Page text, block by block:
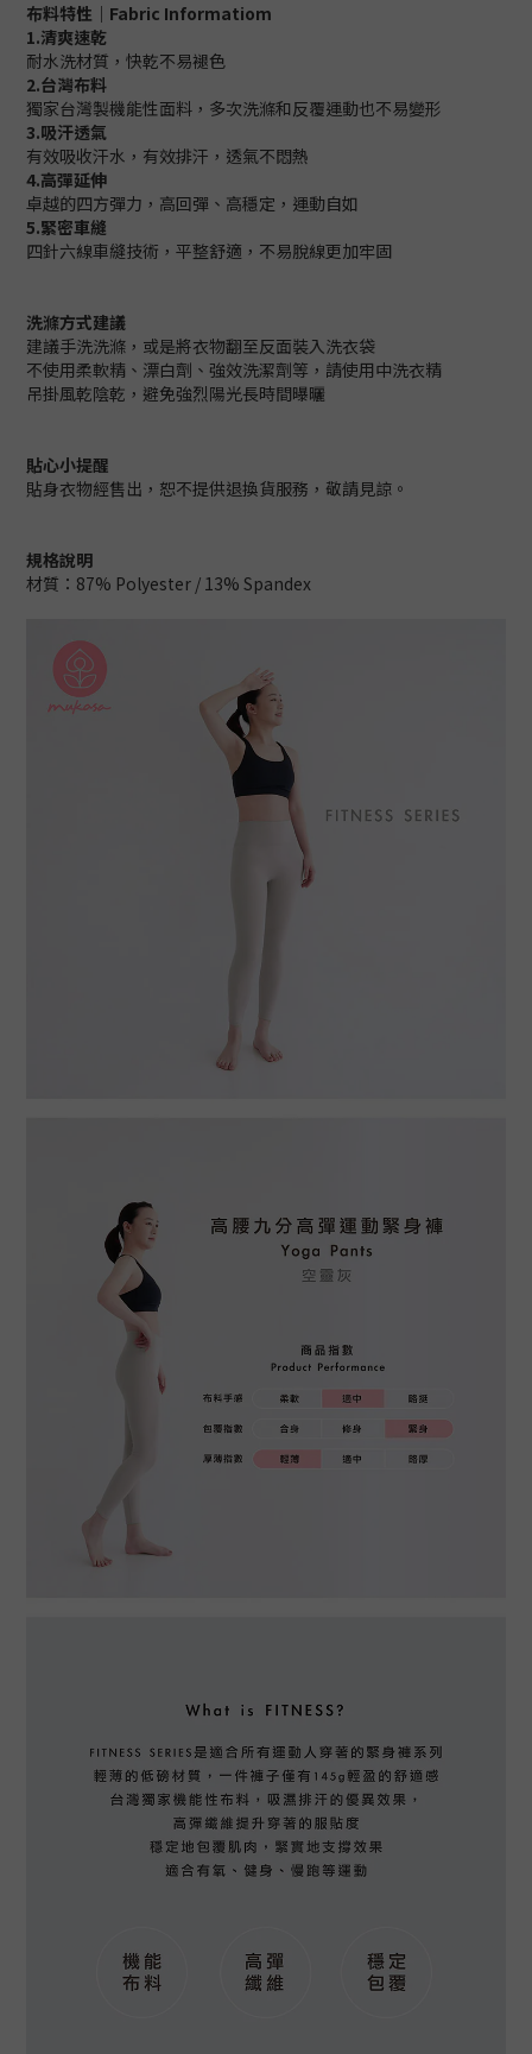
布料特性｜Fabric Informatiom
1.清爽速乾
耐水洗材質，快乾不易褪色
2.台灣布料
獨家台灣製機能性面料，多次洗滌和反覆運動也不易變形
3.吸汗透氣
有效吸收汗水，有效排汗，透氣不悶熱
4.高彈延伸
卓越的四方彈力，高回彈、高穩定，運動自如
5.緊密車縫
四針六線車縫技術，平整舒適，不易脫線更加牢固
洗滌方式建議
建議手洗洗滌，或是將衣物翻至反面裝入洗衣袋
不使用柔軟精、漂白劑、強效洗潔劑等，請使用中洗衣精
吊掛風乾陰乾，避免強烈陽光長時間曝曬
貼心小提醒
貼身衣物經售出，恕不提供退換貨服務，敬請見諒。
規格說明
材質：87% Polyester / 13% Spandex